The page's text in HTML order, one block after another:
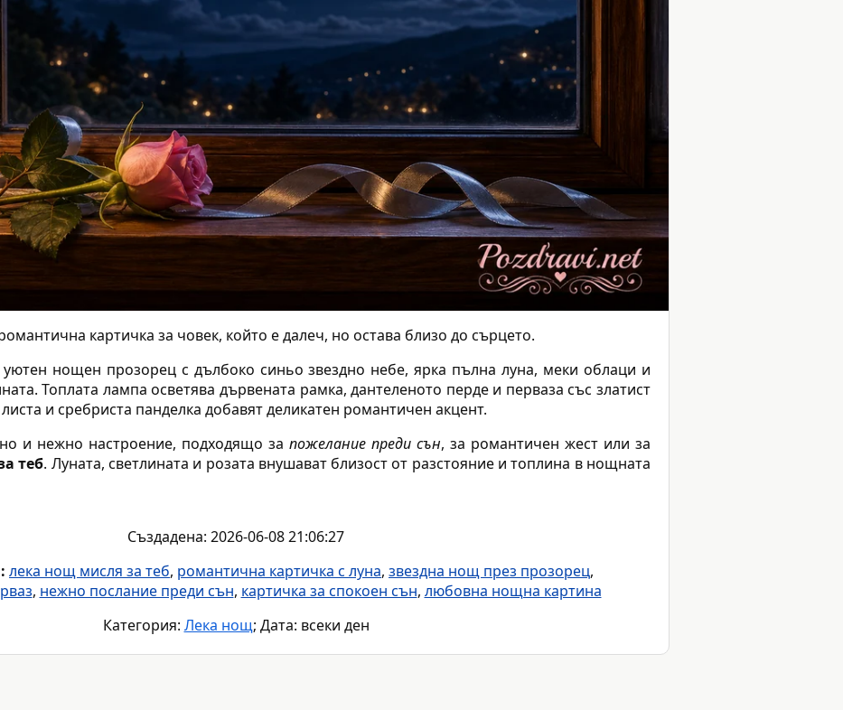
картичка за човек, който е далеч, но остава близо до сърцето.
нощен прозорец с дълбоко синьо звездно небе, ярка пълна луна, меки облаци и
Топлата лампа осветява дървената рамка, дантеленото перде и перваза със златист
и сребриста панделка добавят деликатен романтичен акцент.
и нежно настроение, подходящо за пожелание преди сън, за романтичен жест или за
теб. Луната, светлината и розата внушават близост от разстояние и топлина в нощната
Създадена: 2026-06-08 21:06:27
лека нощ мисля за теб, романтична картичка с луна, звездна нощ през прозорец,
, нежно послание преди сън, картичка за спокоен сън, любовна нощна картина
Категория: Лека нощ; Дата: всеки ден